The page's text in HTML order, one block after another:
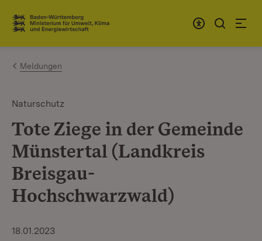
Zum Inhalt springen
Link zur Startseite
Meldungen
Naturschutz
Tote Ziege in der Gemeinde
Münstertal (Landkreis
Breisgau-
Hochschwarzwald)
18.01.2023